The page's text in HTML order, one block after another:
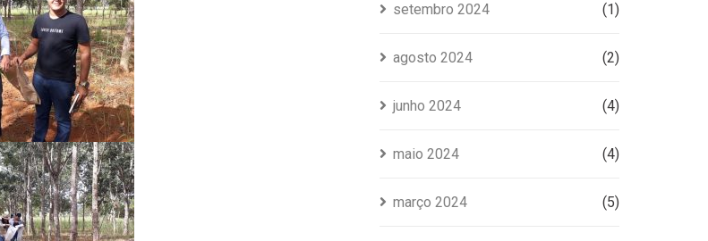
setembro 2024 (1)
agosto 2024 (2)
junho 2024 (4)
maio 2024 (4)
março 2024 (5)